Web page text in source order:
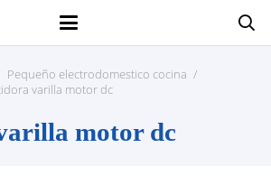
Pequeño electrodomestico cocina /
varilla motor dc
motor dc